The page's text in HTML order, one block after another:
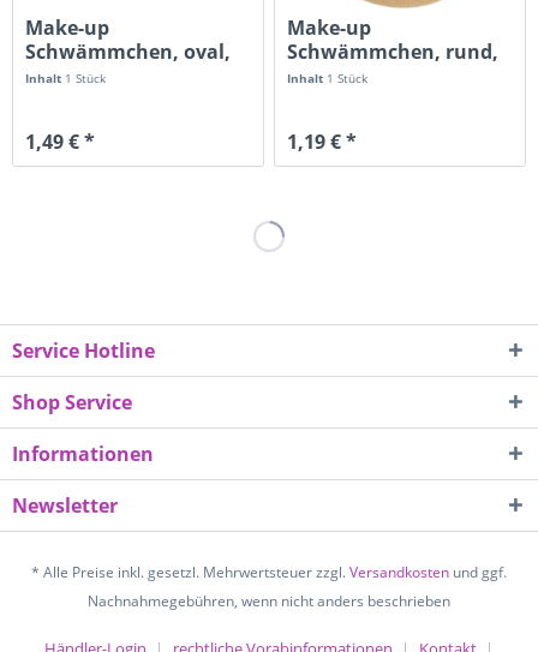
Make-up
Schwämmchen, oval,
NBR-Material, Maße:...
Inhalt 1 Stück
1,49 € *
Make-up
Schwämmchen, rund,
NBR-Material, Ø 5,5 cm
Inhalt 1 Stück
1,19 € *
Service Hotline
Shop Service
Informationen
Newsletter
* Alle Preise inkl. gesetzl. Mehrwertsteuer zzgl.Versandkosten und ggf.
Nachnahmegebühren, wenn nicht anders beschrieben